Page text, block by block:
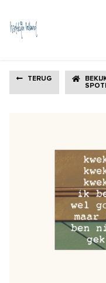
TERUG